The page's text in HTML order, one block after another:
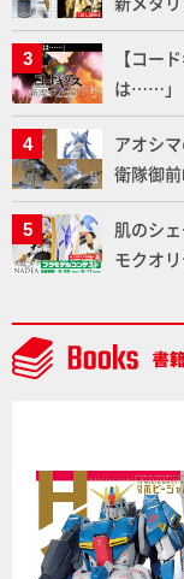
りに!!【
【コー
は……」
アオシ
衛隊御
た「お
通常版
肌のシ
モクオ
デルコ
中】